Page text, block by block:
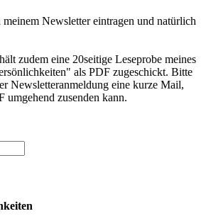
Newsletter eintragen und natürlich
zudem eine 20seitige Leseprobe meines
als PDF zugeschickt. Bitte
Newsletteranmeldung eine kurze Mail,
umgehend zusenden kann.